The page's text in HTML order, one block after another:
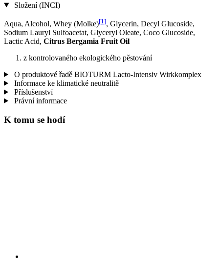
Složení (INCI)
Aqua, Alcohol, Whey (Molke)[1], Glycerin, Decyl Glucoside,
Sodium Lauryl Sulfoacetat, Glyceryl Oleate, Coco Glucoside,
Lactic Acid, Citrus Bergamia Fruit Oil
z kontrolovaného ekologického pěstování
O produktové řadě BIOTURM Lacto-Intensiv Wirkkomplex
Informace ke klimatické neutralitě
Příslušenství
Právní informace
K tomu se hodí